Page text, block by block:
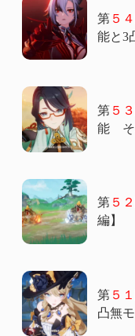
第５４
能と3
第５３
能 そ
第５２
編】
第５１
凸無